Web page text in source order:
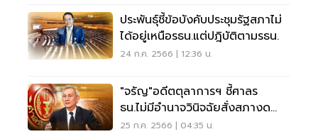
ประพันธุ์ชี้ข้อบังคับประชุมรัฐสภาไม่
ได้อยู่เหนือรธน.แต่ปฎิบัติตามรธน.
24 ก.ค. 2566 | 12:36 น.
"จรัญ"อดีตตุลาการฯ ชี้ศาลร
ธน.ไม่มีอำนาจวินิจฉัยสั่งสภางด
โหวตนายกฯ
25 ก.ค. 2566 | 04:35 น.